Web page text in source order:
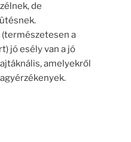
de
a
jó esély van a jó
amelyekről